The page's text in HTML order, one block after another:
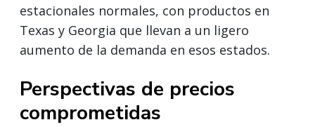
estacionales normales, con productos en
Texas y Georgia que llevan a un ligero
aumento de la demanda en esos estados.
Perspectivas de precios
comprometidas